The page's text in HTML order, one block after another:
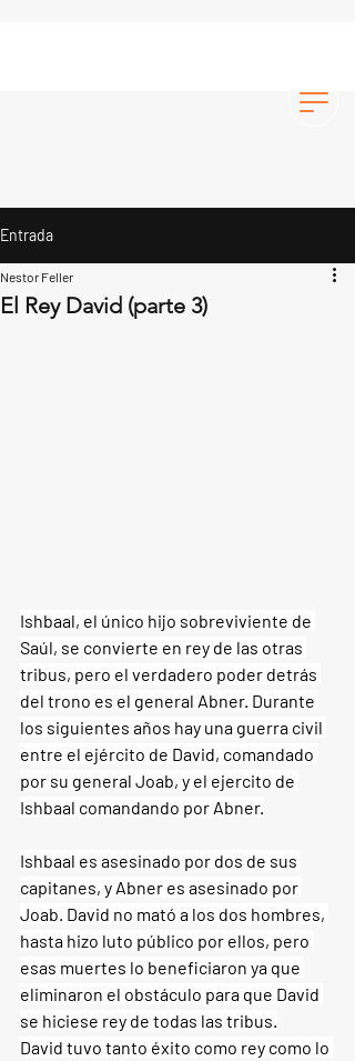
Entrada
El Rey David (parte 3)
Nestor Feller
Ishbaal, el único hijo sobreviviente de
Saúl, se convierte en rey de las otras
tribus, pero el verdadero poder detrás
del trono es el general Abner. Durante
los siguientes años hay una guerra civil
entre el ejército de David, comandado
por su general Joab, y el ejercito de
Ishbaal comandando por Abner.
Ishbaal es asesinado por dos de sus
capitanes, y Abner es asesinado por
Joab. David no mató a los dos hombres,
hasta hizo luto público por ellos, pero
esas muertes lo beneficiaron ya que
eliminaron el obstáculo para que David
se hiciese rey de todas las tribus.
David tuvo tanto éxito como rey como lo